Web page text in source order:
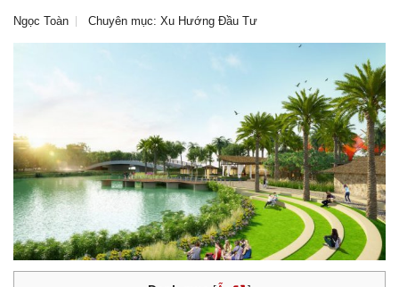
Ngọc Toàn Chuyên mục: Xu Hướng Đầu Tư